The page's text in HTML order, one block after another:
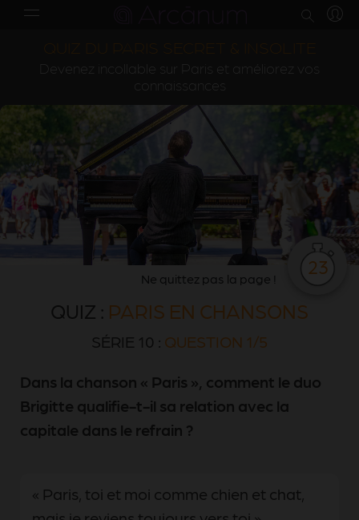
QUIZ DU PARIS SECRET & INSOLITE
Devenez incollable sur Paris et améliorez vos
connaissances
Ne quittez pas la page !
23
QUIZ : PARIS EN CHANSONS
SÉRIE 10 : QUESTION 1/5
Dans la chanson « Paris », comment le duo
Brigitte qualifie-t-il sa relation avec la
capitale dans le refrain ?
« Paris, toi et moi comme chien et chat,